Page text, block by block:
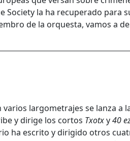
Society la ha recuperado para
de la orquesta, vamos a
largometrajes se lanza a
y dirige los cortos Txotxy40
ha escrito y diri­gido otros